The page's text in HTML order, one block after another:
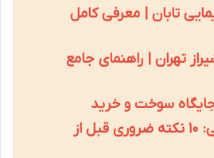
تابان | معرفی کامل
تهران | راهنمای جامع
سوخت و خرید
خرید بیمه مسافرتی: ۱۰ نکته ضروری قبل از